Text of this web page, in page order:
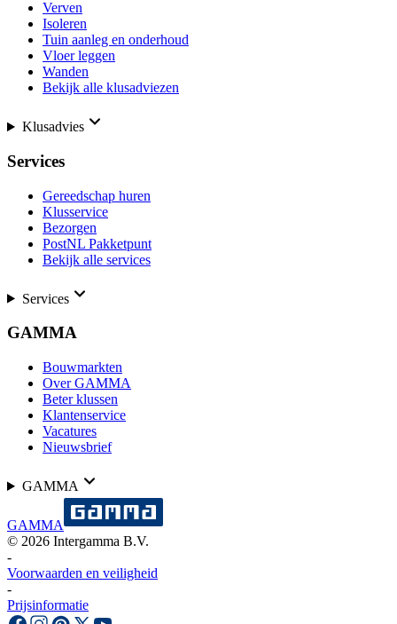
Verven
Isoleren
Tuin aanleg en onderhoud
Vloer leggen
Wanden
Bekijk alle klusadviezen
Klusadvies
Services
Gereedschap huren
Klusservice
Bezorgen
PostNL Pakketpunt
Bekijk alle services
Services
GAMMA
Bouwmarkten
Over GAMMA
Beter klussen
Klantenservice
Vacatures
Nieuwsbrief
GAMMA
GAMMA
© 2026 Intergamma B.V.
-
Voorwaarden en veiligheid
-
Prijsinformatie